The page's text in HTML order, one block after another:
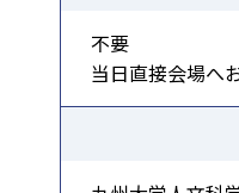
不要
当日直接会場へ